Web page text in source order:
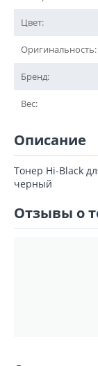
Цвет:
Оригинальность:
Бренд:
Вес:
Описание
Тонер Hi-Black
черный
Отзывы о